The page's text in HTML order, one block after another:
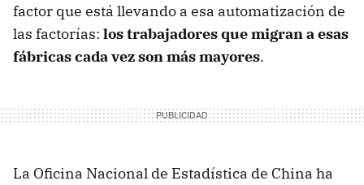
factor que está llevando a esa automatización de
las factorías: los trabajadores que migran a esas
fábricas cada vez son más mayores.
La Oficina Nacional de Estadística de China ha